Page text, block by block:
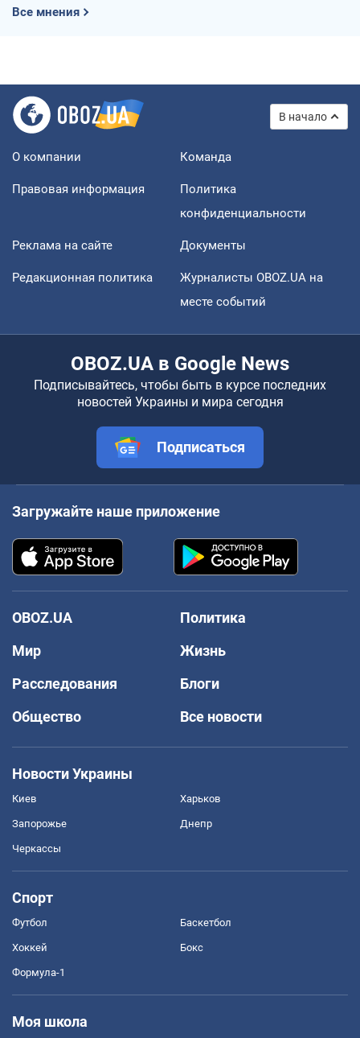
Все мнения
В начало
О компании Команда
Правовая информация
Политика
конфиденциальности
Реклама на сайте Документы
Редакционная политика
Журналисты OBOZ.UA на
месте событий
OBOZ.UA в Google News
Подписывайтесь, чтобы быть в курсе последних
новостей Украины и мира сегодня
Подписаться
Загружайте наше приложение
OBOZ.UA
Политика
Мир
Жизнь
Расследования
Блоги
Общество
Все новости
Новости Украины
Киев Харьков
Запорожье Днепр
Черкассы
Спорт
Футбол Баскетбол
Хоккей Бокс
Формула-1
Моя школа